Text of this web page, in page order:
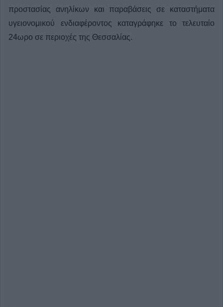
προστασίας ανηλίκων και παραβάσεις σε καταστήματα
υγειονομικού ενδιαφέροντος καταγράφηκε το τελευταίο
24ωρο σε περιοχές της Θεσσαλίας.